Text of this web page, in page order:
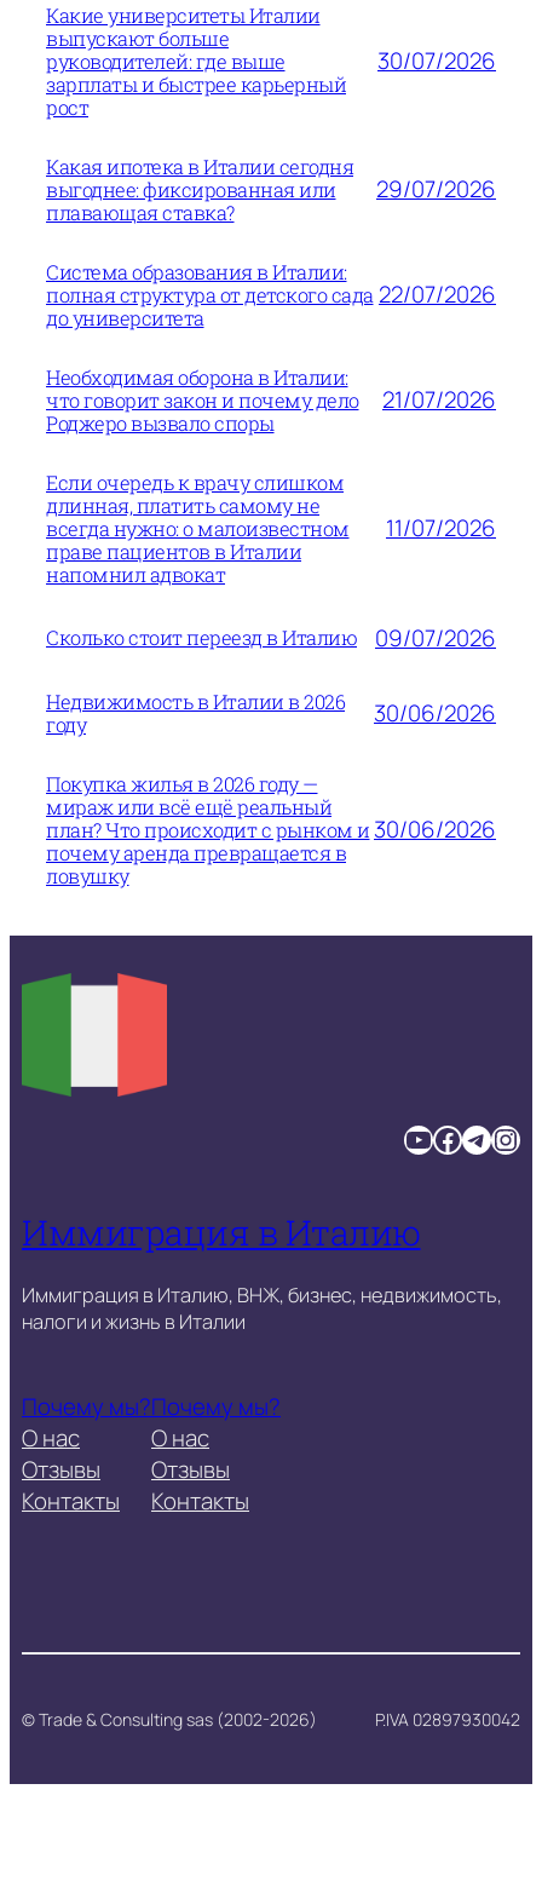
Какие университеты Италии
выпускают больше
руководителей: где выше
зарплаты и быстрее карьерный
рост
30/07/2026
Какая ипотека в Италии сегодня
выгоднее: фиксированная или
плавающая ставка?
29/07/2026
Система образования в Италии:
полная структура от детского сада
до университета
22/07/2026
Необходимая оборона в Италии:
что говорит закон и почему дело
Роджеро вызвало споры
21/07/2026
Если очередь к врачу слишком
длинная, платить самому не
всегда нужно: о малоизвестном
праве пациентов в Италии
напомнил адвокат
11/07/2026
Сколько стоит переезд в Италию 09/07/2026
Недвижимость в Италии в 2026
году
30/06/2026
Покупка жилья в 2026 году —
мираж или всё ещё реальный
план? Что происходит с рынком и
почему аренда превращается в
ловушку
30/06/2026
YouTube Facebook TelegramInstagram
Иммиграция в Италию
Иммиграция в Италию, ВНЖ, бизнес, недвижимость,
налоги и жизнь в Италии
Почему мы?
О нас
Отзывы
Контакты
Почему мы?
О нас
Отзывы
Контакты
© Trade & Consulting sas (2002-2026) P.IVA 02897930042